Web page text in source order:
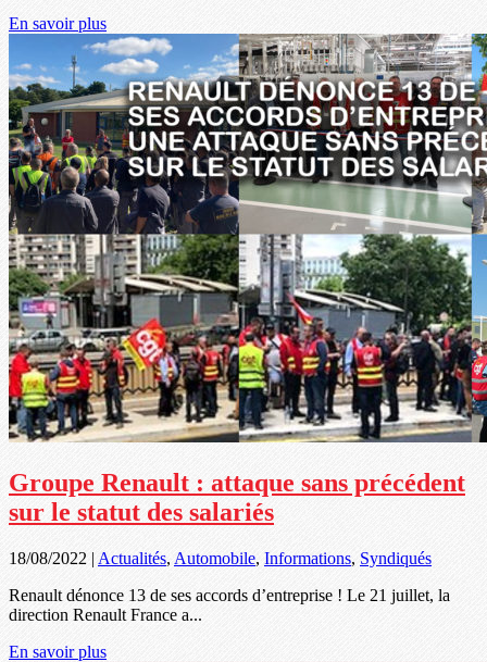
En savoir plus
Groupe Renault : attaque sans précédent
sur le statut des salariés
18/08/2022 | Actualités, Automobile, Informations, Syndiqués
Renault dénonce 13 de ses accords d’entreprise ! Le 21 juillet, la
direction Renault France a...
En savoir plus